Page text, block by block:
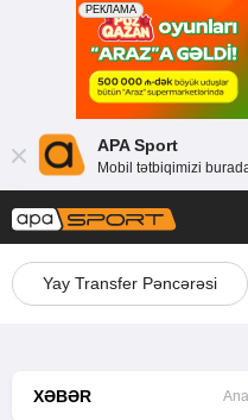
APA Sport
Mobil tətbiqimizi
Yay Transfer Pəncərəsi
XƏBƏR